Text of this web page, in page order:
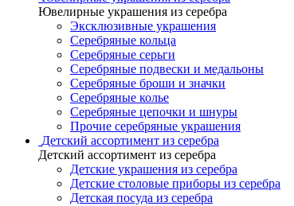
Ювелирные украшения из серебра
Эксклюзивные украшения
Серебряные кольца
Серебряные серьги
Серебряные подвески и медальоны
Серебряные броши и значки
Серебряные колье
Серебряные цепочки и шнуры
Прочие серебряные украшения
Детский ассортимент из серебра
Детский ассортимент из серебра
Детские украшения из серебра
Детские столовые приборы из серебра
Детская посуда из серебра